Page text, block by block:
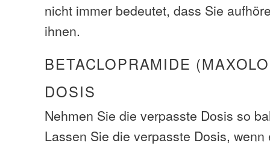
nicht immer bedeutet, dass Sie
ihnen.
BETACLOPRAMIDE
DOSIS
Nehmen Sie die verpasste Dosis so
Lassen Sie die verpasste Dosis,